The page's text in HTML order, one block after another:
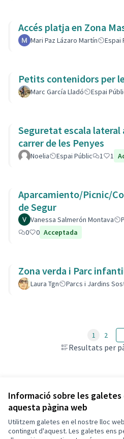
Informació sobre les galetes
aquesta pàgina web
Utilitzem galetes en el nostre lloc
contingut d'aquest. Les galetes ens
Accés platja en Zona
Mari Paz Lázaro Martín Espai
Petits contenidors per
Marc García Lladó Espai
Seguretat escala
carrer de les Penyes
Noelia Espai Públic 1 1
Aparcamiento/Picnic/
de Segur
Vanessa Salmerón Montava
0
0 Acceptada
Zona verda i Parc
Laura Tgn Parcs i Jardins
Resultats per
1 2
Veure totes les propostes retirades
Termes i condicions d'ús
Configuració de les galetes